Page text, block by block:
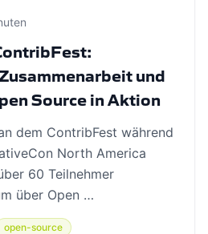
und
Source in Aktion
dem ContribFest während
North America
60 Teilnehmer
über Open …
open-source